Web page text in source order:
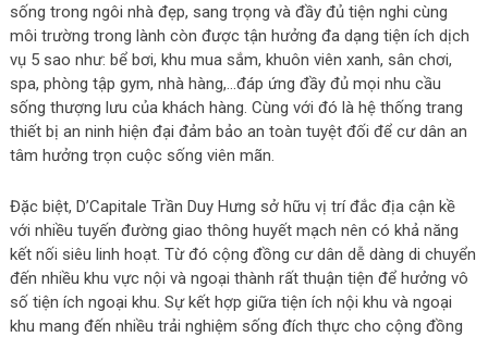
sống trong ngôi nhà đẹp, sang trọng và đầy đủ tiện nghi cùng
môi trường trong lành còn được tận hưởng đa dạng tiện ích dịch
vụ 5 sao như: bể bơi, khu mua sắm, khuôn viên xanh, sân chơi,
spa, phòng tập gym, nhà hàng,…đáp ứng đầy đủ mọi nhu cầu
sống thượng lưu của khách hàng. Cùng với đó là hệ thống trang
thiết bị an ninh hiện đại đảm bảo an toàn tuyệt đối để cư dân an
tâm hưởng trọn cuộc sống viên mãn.
Đặc biệt, D’Capitale Trần Duy Hưng sở hữu vị trí đắc địa cận kề
với nhiều tuyến đường giao thông huyết mạch nên có khả năng
kết nối siêu linh hoạt. Từ đó cộng đồng cư dân dễ dàng di chuyển
đến nhiều khu vực nội và ngoại thành rất thuận tiện để hưởng vô
số tiện ích ngoại khu. Sự kết hợp giữa tiện ích nội khu và ngoại
khu mang đến nhiều trải nghiệm sống đích thực cho cộng đồng